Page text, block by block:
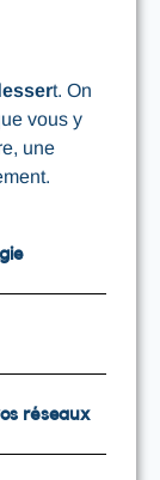
t. On
vous y
une
réseaux